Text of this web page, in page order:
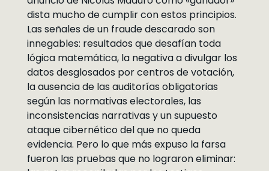
dista mucho de cumplir con estos principios.
Las señales de un fraude descarado son
innegables: resultados que desafían toda
lógica matemática, la negativa a divulgar los
datos desglosados por centros de votación,
la ausencia de las auditorías obligatorias
según las normativas electorales, las
inconsistencias narrativas y un supuesto
ataque cibernético del que no queda
evidencia. Pero lo que más expuso la farsa
fueron las pruebas que no lograron eliminar: